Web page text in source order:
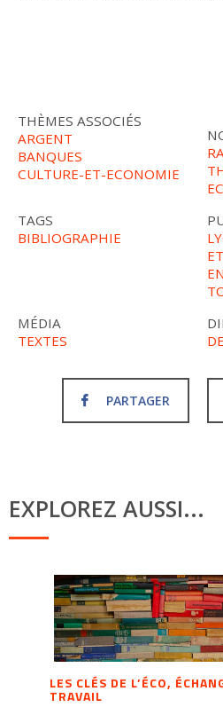
THÈMES ASSOCIÉS
ARGENT
BANQUES
CULTURE-ET-ECONOMIE
TAGS
BIBLIOGRAPHIE
MÉDIA
TEXTES
PARTAGER
EXPLOREZ AUSSI...
LES CLÉS DE L’ÉCO,
TRAVAIL